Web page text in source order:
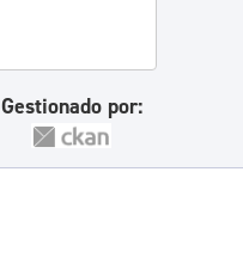
Gestionado por: